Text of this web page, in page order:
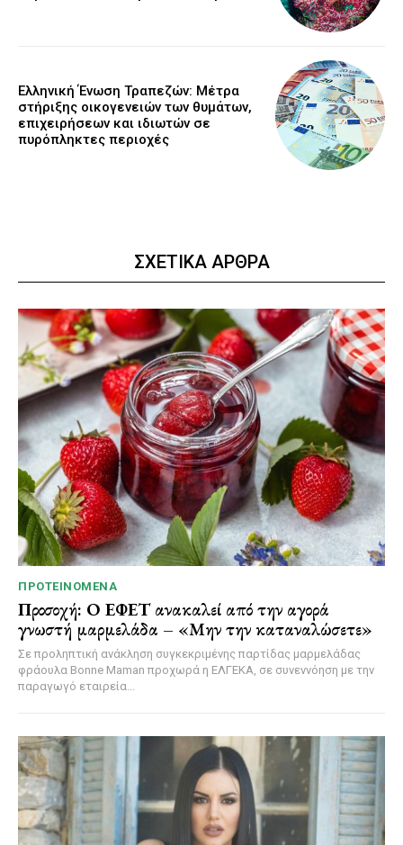
Ελληνική Ένωση Τραπεζών: Μέτρα
στήριξης οικογενειών των θυμάτων,
επιχειρήσεων και ιδιωτών σε
πυρόπληκτες περιοχές
ΣΧΕΤΙΚΑ ΑΡΘΡΑ
ΠΡΟΤΕΙΝΌΜΕΝΑ
Προσοχή: Ο ΕΦΕΤ ανακαλεί από την αγορά
γνωστή μαρμελάδα – «Μην την καταναλώσετε»
Σε προληπτική ανάκληση συγκεκριμένης παρτίδας μαρμελάδας
φράουλα Bonne Maman προχωρά η ΕΛΓΕΚΑ, σε συνεννόηση με την
παραγωγό εταιρεία...